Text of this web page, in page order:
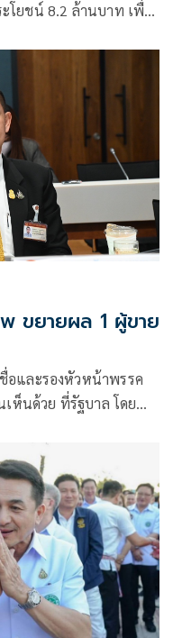
โยชน์ 8.2 ล้านบาท เพื่อ
ขยายผล 1 ผู้ขาย
เห็นด้วย ที่รัฐบาล โดย
กำหนด